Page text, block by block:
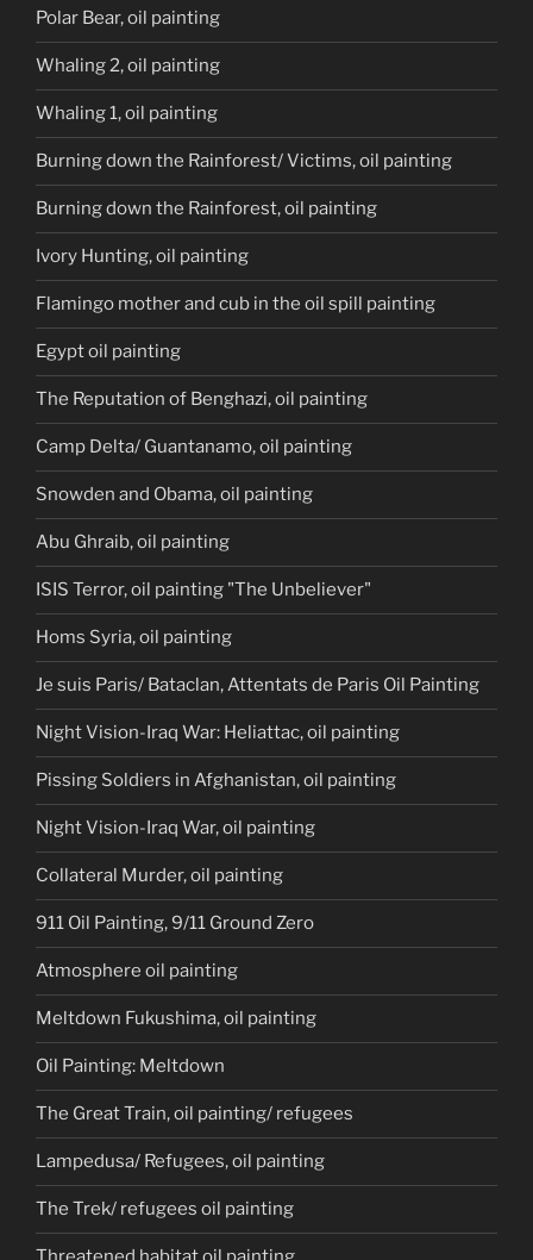
Polar Bear, oil painting
Whaling 2, oil painting
Whaling 1, oil painting
Burning down the Rainforest/ Victims, oil painting
Burning down the Rainforest, oil painting
Ivory Hunting, oil painting
Flamingo mother and cub in the oil spill painting
Egypt oil painting
The Reputation of Benghazi, oil painting
Camp Delta/ Guantanamo, oil painting
Snowden and Obama, oil painting
Abu Ghraib, oil painting
ISIS Terror, oil painting "The Unbeliever"
Homs Syria, oil painting
Je suis Paris/ Bataclan, Attentats de Paris Oil Painting
Night Vision-Iraq War: Heliattac, oil painting
Pissing Soldiers in Afghanistan, oil painting
Night Vision-Iraq War, oil painting
Collateral Murder, oil painting
911 Oil Painting, 9/11 Ground Zero
Atmosphere oil painting
Meltdown Fukushima, oil painting
Oil Painting: Meltdown
The Great Train, oil painting/ refugees
Lampedusa/ Refugees, oil painting
The Trek/ refugees oil painting